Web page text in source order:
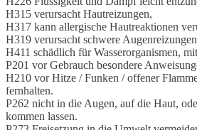
H315 verursacht Hautreizungen,
H317 kann allergische Hautreaktionen
H319 verursacht schwere
H411 schädlich für Wasserorganismen,
P201 vor Gebrauch besondere
H210 vor Hitze / Funken / offener
fernhalten.
P262 nicht in die Augen, auf die Haut,
kommen lassen.